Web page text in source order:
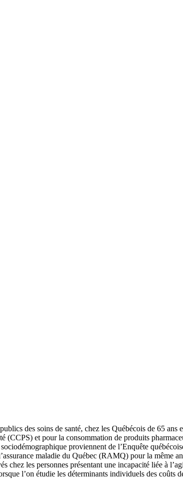
des soins de santé, chez les Québécois de 65
(CCPS) et pour la consommation de produits
proviennent de l’Enquête
maladie du Québec (RAMQ) pour la même
chez les personnes présentant une incapacité liée à
l’on étudie les déterminants individuels des coûts